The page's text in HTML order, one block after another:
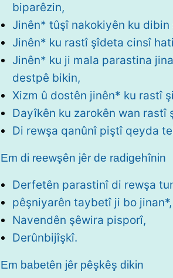
biparêzin,
Jinên* tûşî nakokiyên ku
Jinên* ku rastî şîdeta cinsî
Jinên* ku ji mala parastina
destpê bikin,
Xizm û dostên jinên* ku rastî
Dayîkên ku zarokên wan rastî
Di rewşa qanûnî piştî qeyda
Em di reewşên jêr de radigehînin
Derfetên parastinî di rewşa
pêşniyarên taybetî ji bo jinan*,
Navendên şêwira pisporî,
Derûnbijîşkî.
Em babetên jêr pêşkêş dikin